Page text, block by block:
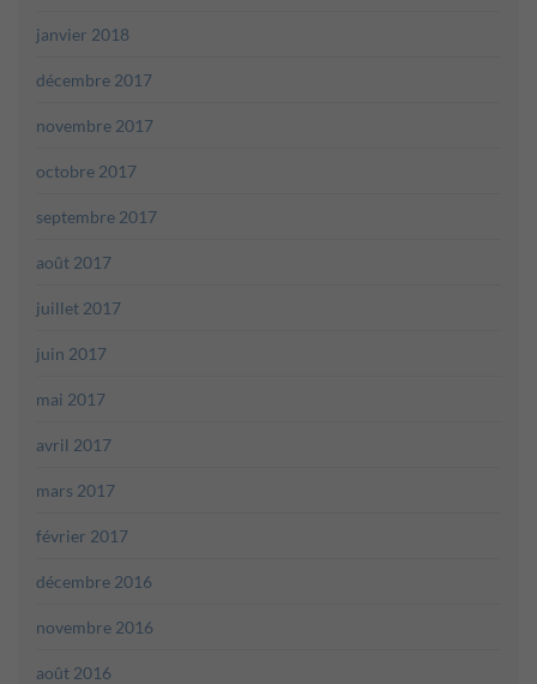
janvier 2018
décembre 2017
novembre 2017
octobre 2017
septembre 2017
août 2017
juillet 2017
juin 2017
mai 2017
avril 2017
mars 2017
février 2017
décembre 2016
novembre 2016
août 2016